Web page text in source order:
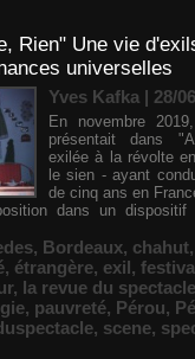
Rien" Une vie
universelles
Yves Kafka | 28/
En novembre
présentait dans
exilée à la révolte
le sien - ayant
de cinq ans en
dans un dispositif
, Bordeaux, chahut,
, étrangère, exil,
, la revue du spectacle
, pauvreté, Pérou,
, scene,